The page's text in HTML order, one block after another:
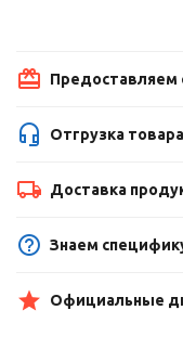
Предоставляем
Отгрузка
Доставка
Знаем
Официальные